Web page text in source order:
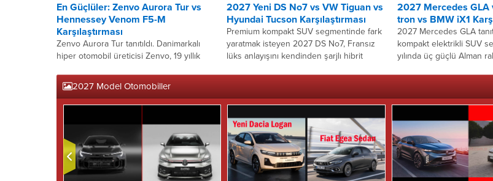
En Güçlüler: Zenvo Aurora Tur vs
Hennessey Venom F5-M
Karşılaştırması
Zenvo Aurora Tur tanıtıldı. Danimarkalı
hiper otomobil üreticisi Zenvo, 19 yıllık
yeni bir...
2027 Yeni DS No7 vs VW Tiguan vs
Hyundai Tucson Karşılaştırması
Premium kompakt SUV segmentinde fark
yaratmak isteyen 2027 DS No7, Fransız
lüks anlayışını kendinden şarjlı hibrit
2027 Mercedes GLA
tron vs BMW iX1
2027 Mercedes GLA
kompakt elektrikli SUV
yılında üç güçlü Alman
2027 Model Otomobiller